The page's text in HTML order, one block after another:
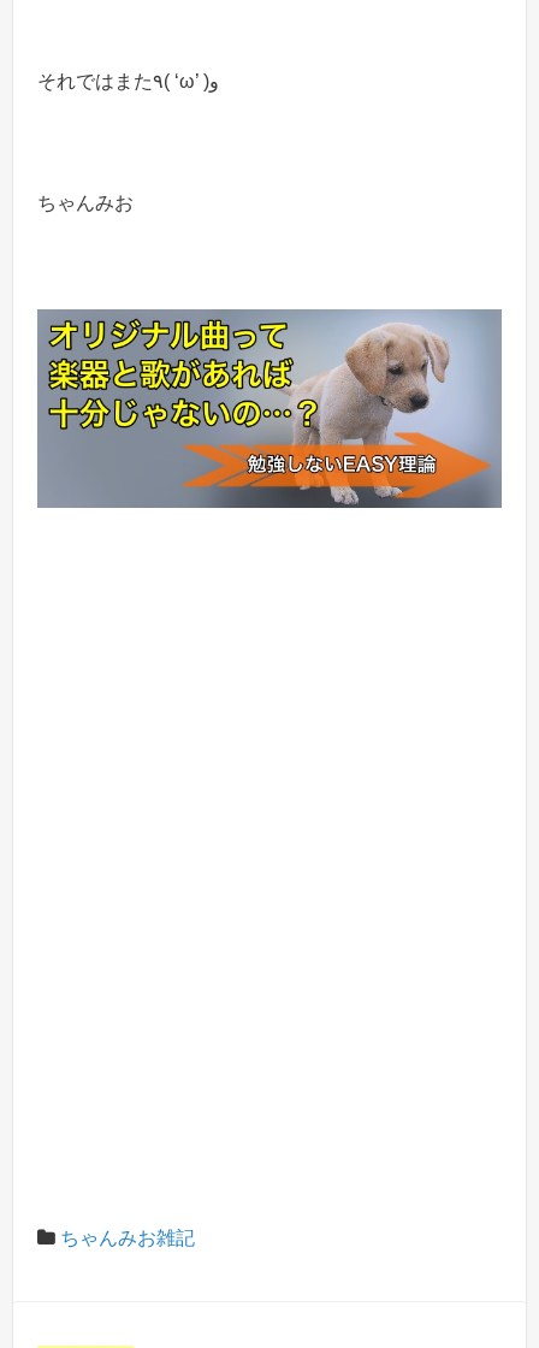
それではまた٩( ‘ω’ )و
ちゃんみお
ちゃんみお雑記